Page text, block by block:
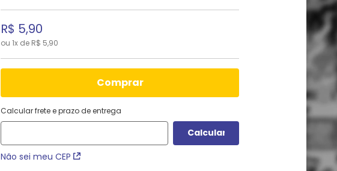
R$ 5,90
ou 1x de R$ 5,90
comprar
Calcular frete e prazo de entrega
Não sei meu CEP